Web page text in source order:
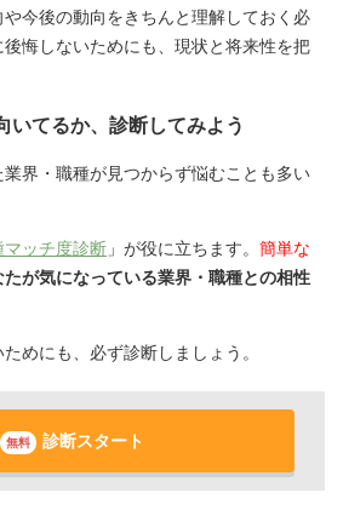
今後の動向をきちんと理解しておく必
悔しないためにも、現状と将来性を把
いてるか、診断してみよう
界・職種が見つからず悩むことも多い
マッチ度診断 」が役に立ちます。 簡単な
たが気になっている業界・職種との相性
めにも、必ず診断しましょう。
無料 診断スタート